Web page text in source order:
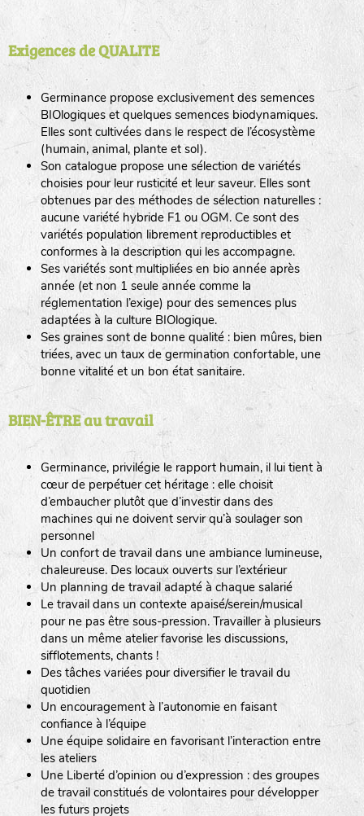
Paiement sécurisé
Le paiement en ligne est 100% sécurisé
E-boutique
Boutique en ligne
Espace client
Infos pratiques
Contact
CGV
Mentions légales
GERMINANCE- 1 chemin de la Rougerie Soucelles 49140 Rives du
Loir en Anjou
Tous droits réservés © 2020 - 27.0.12